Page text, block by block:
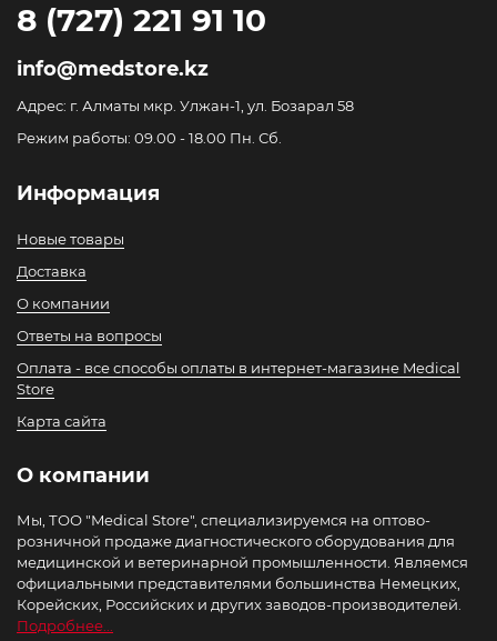
8 (727) 221 91 10
info@medstore.kz
Адрес: г. Алматы мкр. Улжан-1, ул. Бозарал 58
Режим работы: 09.00 - 18.00 Пн. Сб.
Информация
Новые товары
Доставка
О компании
Ответы на вопросы
Оплата - все способы оплаты в интернет-магазине Medical
Store
Карта сайта
О компании
Мы, ТОО "Medical Store", специализируемся на оптово-
розничной продаже диагностического оборудования для
медицинской и ветеринарной промышленности. Являемся
официальными представителями большинства Немецких,
Корейских, Российских и других заводов-производителей.
Подробнее...